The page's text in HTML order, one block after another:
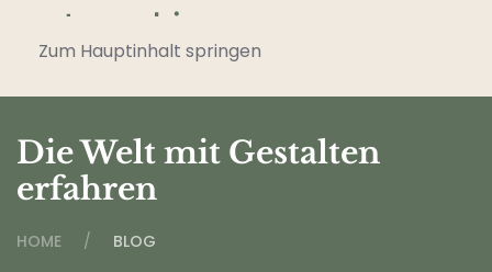
Zum Hauptinhalt springen
Die Welt mit Gestalten
erfahren
HOME BLOG